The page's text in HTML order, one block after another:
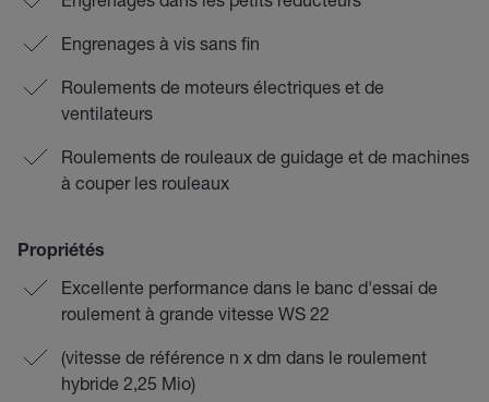
Engrenages à vis sans fin
Roulements de moteurs électriques et de
ventilateurs
Roulements de rouleaux de guidage et de machines
à couper les rouleaux
Propriétés
Excellente performance dans le banc d'essai de
roulement à grande vitesse WS 22
(vitesse de référence n x dm dans le roulement
hybride 2,25 Mio)